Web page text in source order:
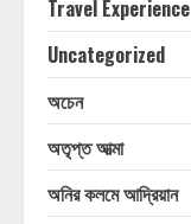
Travel Experience
Uncategorized
অচেন
অতৃপ্ত আত্মা
অনির কলমে আদ্রিয়ান